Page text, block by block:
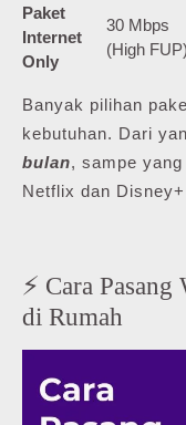
Paket
Internet
Only
30 Mbps
(High FUP)
Banyak pilihan
kebutuhan. Dari
bulan, sampe
Netflix dan
⚡ Cara
di Rumah